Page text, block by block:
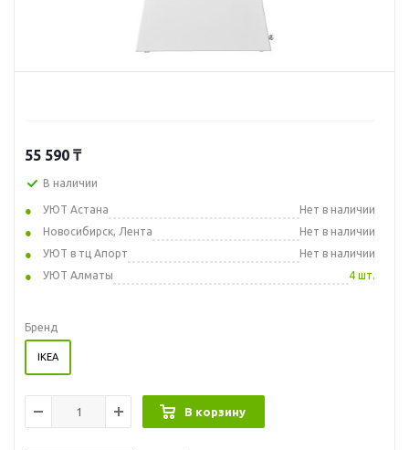
55 590 ₸
В наличии
УЮТ Астана
Нет в наличии
Новосибирск, Лента
Нет в наличии
УЮТ в тц Апорт
Нет в наличии
УЮТ Алматы
4 шт.
Бренд
IKEA
В корзину